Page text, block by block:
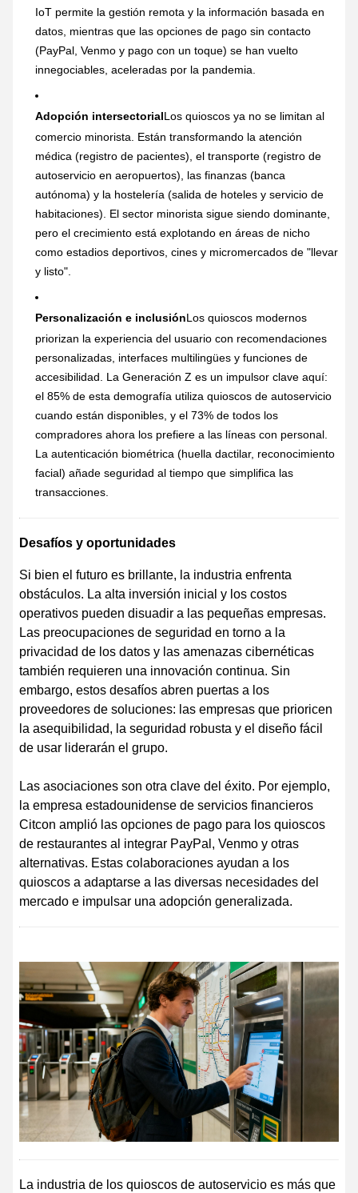
IoT permite la gestión remota y la información basada en
datos, mientras que las opciones de pago sin contacto
(PayPal, Venmo y pago con un toque) se han vuelto
innegociables, aceleradas por la pandemia.
Adopción intersectorialLos quioscos ya no se limitan al
comercio minorista. Están transformando la atención
médica (registro de pacientes), el transporte (registro de
autoservicio en aeropuertos), las finanzas (banca
autónoma) y la hostelería (salida de hoteles y servicio de
habitaciones). El sector minorista sigue siendo dominante,
pero el crecimiento está explotando en áreas de nicho
como estadios deportivos, cines y micromercados de "llevar
y listo".
Personalización e inclusiónLos quioscos modernos
priorizan la experiencia del usuario con recomendaciones
personalizadas, interfaces multilingües y funciones de
accesibilidad. La Generación Z es un impulsor clave aquí:
el 85% de esta demografía utiliza quioscos de autoservicio
cuando están disponibles, y el 73% de todos los
compradores ahora los prefiere a las líneas con personal.
La autenticación biométrica (huella dactilar, reconocimiento
facial) añade seguridad al tiempo que simplifica las
transacciones.
Desafíos y oportunidades
Si bien el futuro es brillante, la industria enfrenta
obstáculos. La alta inversión inicial y los costos
operativos pueden disuadir a las pequeñas empresas.
Las preocupaciones de seguridad en torno a la
privacidad de los datos y las amenazas cibernéticas
también requieren una innovación continua. Sin
embargo, estos desafíos abren puertas a los
proveedores de soluciones: las empresas que prioricen
la asequibilidad, la seguridad robusta y el diseño fácil
de usar liderarán el grupo.
Las asociaciones son otra clave del éxito. Por ejemplo,
la empresa estadounidense de servicios financieros
Citcon amplió las opciones de pago para los quioscos
de restaurantes al integrar PayPal, Venmo y otras
alternativas. Estas colaboraciones ayudan a los
quioscos a adaptarse a las diversas necesidades del
mercado e impulsar una adopción generalizada.
La industria de los quioscos de autoservicio es más que